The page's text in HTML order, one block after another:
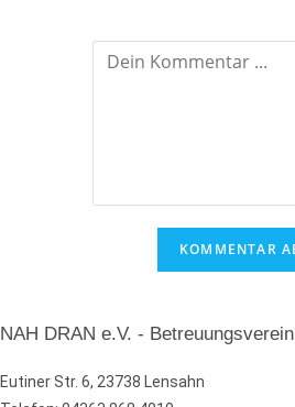
Kommentieren
NAH DRAN e.V. - Betreuungsverein
Eutiner Str. 6, 23738 Lensahn